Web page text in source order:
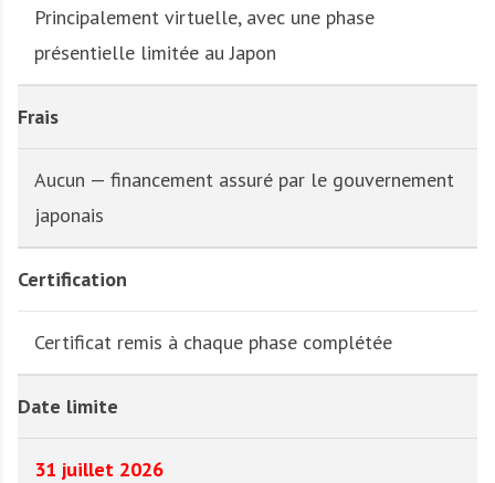
Principalement virtuelle, avec une phase
présentielle limitée au Japon
Frais
Aucun — financement assuré par le gouvernement
japonais
Certification
Certificat remis à chaque phase complétée
Date limite
31 juillet 2026